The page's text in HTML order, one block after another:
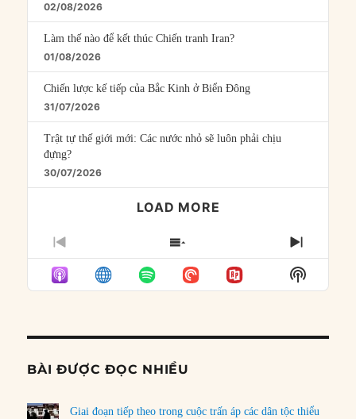
02/08/2026
Làm thế nào để kết thúc Chiến tranh Iran?
01/08/2026
Chiến lược kế tiếp của Bắc Kinh ở Biển Đông
31/07/2026
Trật tự thế giới mới: Các nước nhỏ sẽ luôn phải chịu
đựng?
30/07/2026
LOAD MORE
PREVIOUS
EPISODE
SHOW
EPISODES
LIST
NEXT
Show
Podcast
BÀI ĐƯỢC ĐỌC NHIỀU
Giai đoạn tiếp theo trong cuộc trấn áp các dân tộc thiểu